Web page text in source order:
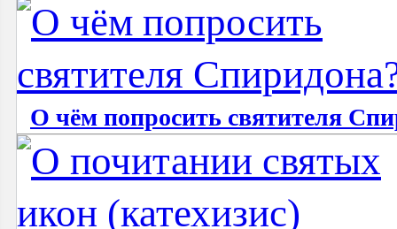
О чём попросить святителя